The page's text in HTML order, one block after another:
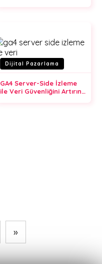
Dijital Pazarlama
GA4 Server-Side İzleme
ile Veri Güvenliğini Artırın:
»